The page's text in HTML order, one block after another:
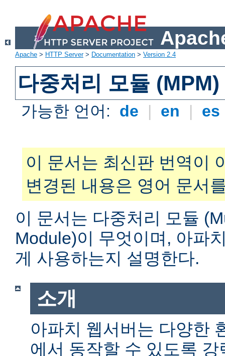
Apache > HTTP Server> Documentation > Version 2.4
다중처리 모듈 (MPM)
가능한 언어: de | en | es
이 문서는 최신판 번역이
변경된 내용은 영어 문서
이 문서는 다중처리 모듈
Module)이 무엇이며, 아파
게 사용하는지 설명한다.
소개
아파치 웹서버는 다양한
에서 동작할 수 있도록